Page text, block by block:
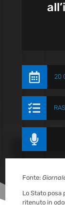
 20


Fonte:
Lo Stato posa
ritenuto in